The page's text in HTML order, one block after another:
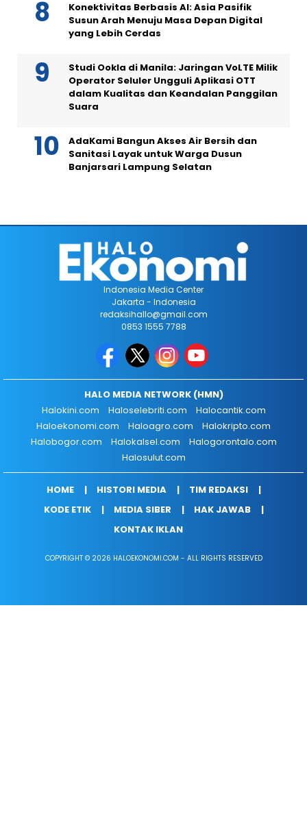
Konektivitas Berbasis AI: Asia Pasifik
Susun Arah Menuju Masa Depan Digital
yang Lebih Cerdas
Studi Ookla di Manila: Jaringan VoLTE Milik
Operator Seluler Ungguli Aplikasi OTT
dalam Kualitas dan Keandalan Panggilan
Suara
AdaKami Bangun Akses Air Bersih dan
Sanitasi Layak untuk Warga Dusun
Banjarsari Lampung Selatan
Indonesia Media Center
Jakarta - Indonesia
redaksihallo@gmail.com
0853 1555 7788
HALO MEDIA NETWORK (HMN)
Halokini.com
Haloselebriti.com
Halocantik.com
Haloekonomi.com
Haloagro.com
Halokripto.com
Halobogor.com
Halokalsel.com
Halogorontalo.com
Halosulut.com
HOME HISTORI MEDIA
TIM REDAKSI
KODE ETIK
MEDIA SIBER
HAK JAWAB
KONTAK IKLAN
COPYRIGHT © 2026 HALOEKONOMI.COM - ALL RIGHTS RESERVED